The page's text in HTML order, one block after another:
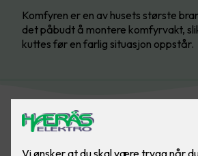
Komfyren er en av husets største
det påbudt å montere komfyrvakt,
kuttes før en farlig situasjon oppstår.